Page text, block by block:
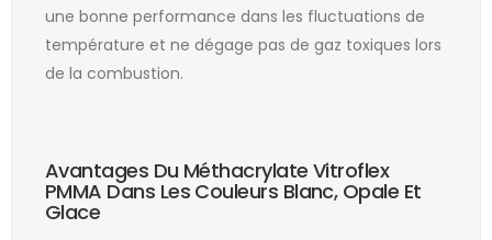
une bonne performance dans les fluctuations de
température et ne dégage pas de gaz toxiques lors
de la combustion.
Avantages Du Méthacrylate Vitroflex
PMMA Dans Les Couleurs Blanc, Opale Et
Glace